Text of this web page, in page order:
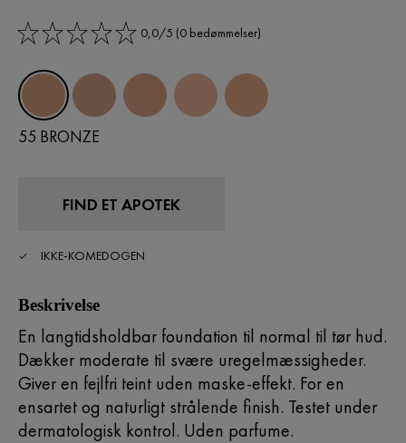
0,0/5 (0 bedømmelser)
Nuancer
55 Bronze45 Gold 25 Nude 15 Opal 35 Sand
55 BRONZE
FIND ET APOTEK
IKKE-KOMEDOGEN
Beskrivelse
En langtidsholdbar foundation til normal til tør hud.
Dækker moderate til svære uregelmæssigheder.
Giver en fejlfri teint uden maske-effekt. For en
ensartet og naturligt strålende finish. Testet under
dermatologisk kontrol. Uden parfume.